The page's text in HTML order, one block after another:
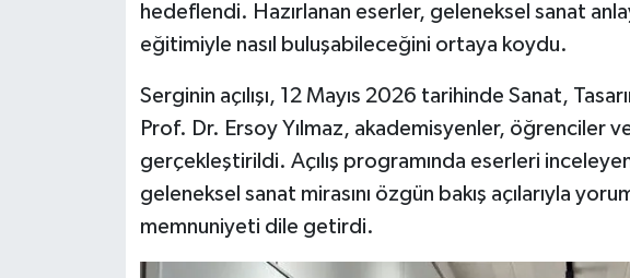
hedeflendi. Hazırlanan eserler, geleneksel sanat
eğitimiyle nasıl buluşabileceğini ortaya koydu.
Serginin açılışı, 12 Mayıs 2026 tarihinde Sanat,
Prof. Dr. Ersoy Yılmaz, akademisyenler, öğrenciler
gerçekleştirildi. Açılış programında eserleri
geleneksel sanat mirasını özgün bakış açılarıyla
memnuniyeti dile getirdi.